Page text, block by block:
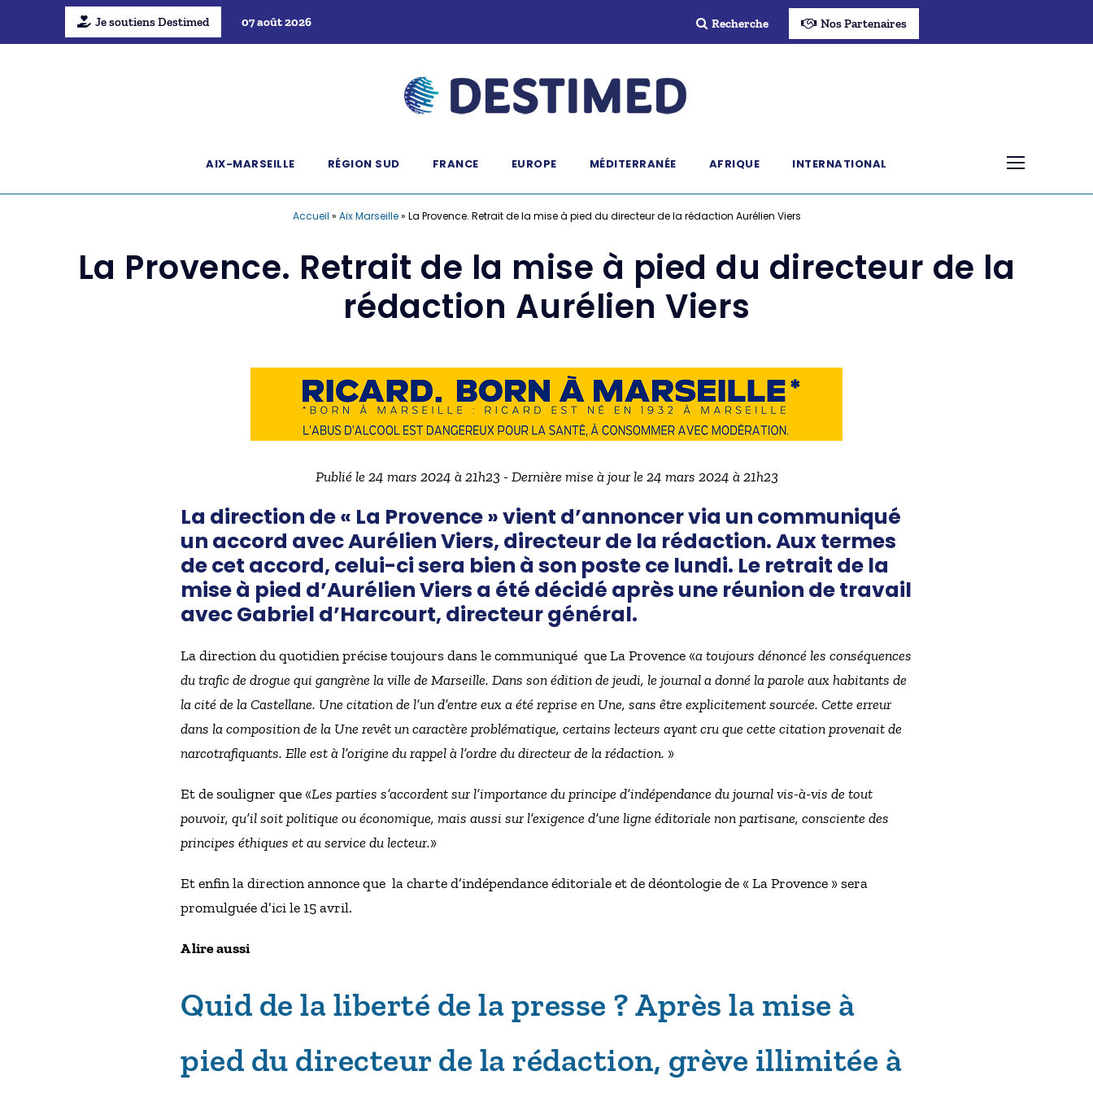
Je soutiens Destimed 07 août 2026 Recherche Nos Partenaires
AIX-MARSEILLE RÉGION SUD FRANCE EUROPE MÉDITERRANÉE AFRIQUE INTERNATIONAL
Accueil » Aix Marseille» La Provence. Retrait de la mise à pied du directeur de la rédaction Aurélien Viers
La Provence. Retrait de la mise à pied du directeur de la
rédaction Aurélien Viers
Publié le 24 mars 2024 à 21h23 - Dernière mise à jour le 24 mars 2024 à 21h23
La direction de « La Provence » vient d’annoncer via un communiqué
un accord avec Aurélien Viers, directeur de la rédaction. Aux termes
de cet accord, celui-ci sera bien à son poste ce lundi. Le retrait de la
mise à pied d’Aurélien Viers a été décidé après une réunion de travail
avec Gabriel d’Harcourt, directeur général.
La direction du quotidien précise toujours dans le communiqué que La Provence «a toujours dénoncé les conséquences
du trafic de drogue qui gangrène la ville de Marseille. Dans son édition de jeudi, le journal a donné la parole aux habitants de
la cité de la Castellane. Une citation de l’un d’entre eux a été reprise en Une, sans être explicitement sourcée. Cette erreur
dans la composition de la Une revêt un caractère problématique, certains lecteurs ayant cru que cette citation provenait de
narcotrafiquants. Elle est à l’origine du rappel à l’ordre du directeur de la rédaction. »
Et de souligner que «Les parties s’accordent sur l’importance du principe d’indépendance du journal vis-à-vis de tout
pouvoir, qu’il soit politique ou économique, mais aussi sur l’exigence d’une ligne éditoriale non partisane, consciente des
principes éthiques et au service du lecteur.»
Et enfin la direction annonce que la charte d’indépendance éditoriale et de déontologie de « La Provence » sera
promulguée d’ici le 15 avril.
A lire aussi
Quid de la liberté de la presse ? Après la mise à
pied du directeur de la rédaction, grève illimitée à